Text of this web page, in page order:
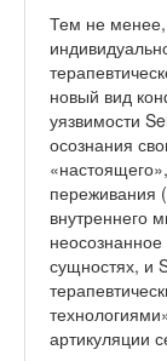
Тем не менее,
новый вид
уязвимости
осознания
переживания
внутреннего
сущностях, и
артикуляции